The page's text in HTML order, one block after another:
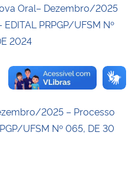
Oral– Dezembro/2025
PRPGP/UFSM Nº
2024
2025 – Processo
UFSM Nº 065, DE 30